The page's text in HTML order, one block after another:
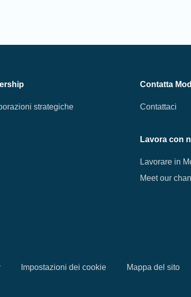
strategiche
Contatta
Contattaci
Lavora con
Lavorare in
Meet our
Impostazioni dei cookie Mappa del sito